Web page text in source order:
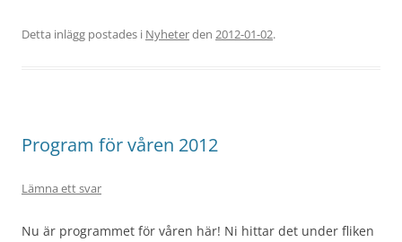
Detta inlägg postades i Nyheterden 2012-01-02.
Program för våren 2012
Lämna ett svar
Nu är programmet för våren här! Ni hittar det under fliken